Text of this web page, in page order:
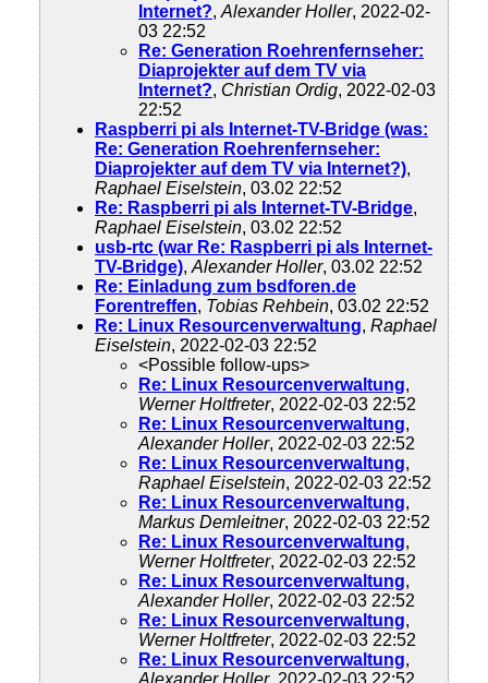
Internet?, Alexander Holler, 2022-02-
03 22:52
Re: Generation Roehrenfernseher:
Diaprojekter auf dem TV via
Internet?, Christian Ordig, 2022-02-03
22:52
Raspberri pi als Internet-TV-Bridge (was:
Re: Generation Roehrenfernseher:
Diaprojekter auf dem TV via Internet?),
Raphael Eiselstein, 03.02 22:52
Re: Raspberri pi als Internet-TV-Bridge,
Raphael Eiselstein, 03.02 22:52
usb-rtc (war Re: Raspberri pi als Internet-
TV-Bridge), Alexander Holler, 03.02 22:52
Re: Einladung zum bsdforen.de
Forentreffen, Tobias Rehbein, 03.02 22:52
Re: Linux Resourcenverwaltung, Raphael
Eiselstein, 2022-02-03 22:52
<Possible follow-ups>
Re: Linux Resourcenverwaltung,
Werner Holtfreter, 2022-02-03 22:52
Re: Linux Resourcenverwaltung,
Alexander Holler, 2022-02-03 22:52
Re: Linux Resourcenverwaltung,
Raphael Eiselstein, 2022-02-03 22:52
Re: Linux Resourcenverwaltung,
Markus Demleitner, 2022-02-03 22:52
Re: Linux Resourcenverwaltung,
Werner Holtfreter, 2022-02-03 22:52
Re: Linux Resourcenverwaltung,
Alexander Holler, 2022-02-03 22:52
Re: Linux Resourcenverwaltung,
Werner Holtfreter, 2022-02-03 22:52
Re: Linux Resourcenverwaltung,
Alexander Holler, 2022-02-03 22:52